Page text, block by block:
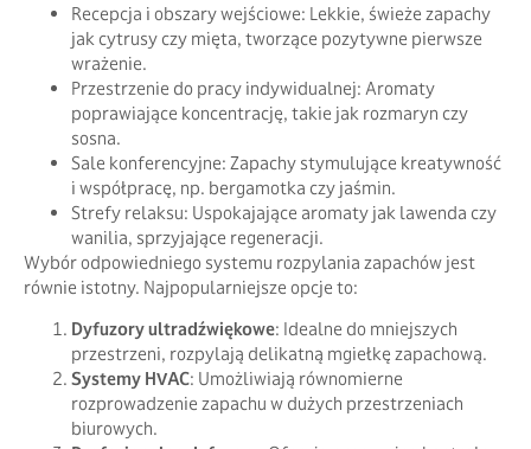
Recepcja i obszary wejściowe: Lekkie, świeże zapachy
jak cytrusy czy mięta, tworzące pozytywne pierwsze
wrażenie.
Przestrzenie do pracy indywidualnej: Aromaty
poprawiające koncentrację, takie jak rozmaryn czy
sosna.
Sale konferencyjne: Zapachy stymulujące kreatywność
i współpracę, np. bergamotka czy jaśmin.
Strefy relaksu: Uspokajające aromaty jak lawenda czy
wanilia, sprzyjające regeneracji.
Wybór odpowiedniego systemu rozpylania zapachów jest
równie istotny. Najpopularniejsze opcje to:
Dyfuzory ultradźwiękowe: Idealne do mniejszych
przestrzeni, rozpylają delikatną mgiełkę zapachową.
Systemy HVAC: Umożliwiają równomierne
rozprowadzenie zapachu w dużych przestrzeniach
biurowych.